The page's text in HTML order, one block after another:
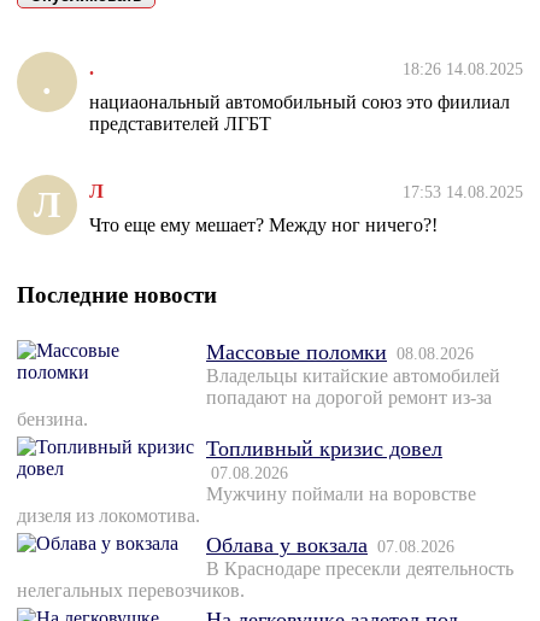
. . 18:26 14.08.2025
нациаональный автомобильный союз это фиилиал
представителей ЛГБТ
Л Л 17:53 14.08.2025
Что еще ему мешает? Между ног ничего?!
Последние новости
Массовые поломки 08.08.2026
Владельцы китайские автомобилей
попадают на дорогой ремонт из-за
бензина.
Топливный кризис довел
07.08.2026
Мужчину поймали на воровстве
дизеля из локомотива.
Облава у вокзала 07.08.2026
В Краснодаре пресекли деятельность
нелегальных перевозчиков.